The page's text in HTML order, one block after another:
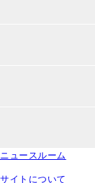
小型船舶・漁
建材用塗料
特殊樹脂化学品
本社・支店・営
グループ会社
株主・投資家
中国塗料ってど
財務・業績情報
サステナビリ
社会
ガバナンス
中国塗料の技術力
ニュースルーム
サイトについて